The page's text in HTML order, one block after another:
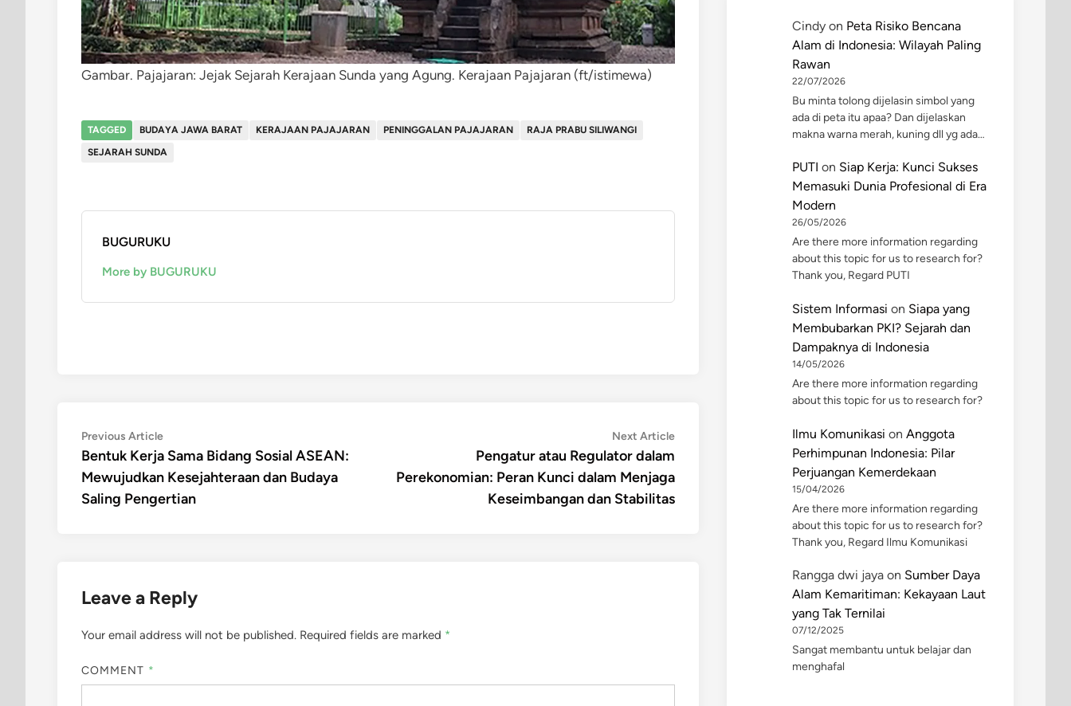
Gambar. Pajajaran: Jejak Sejarah Kerajaan Sunda yang Agung. Kerajaan Pajajaran (ft/istimewa)
TAGGED BUDAYA JAWA BARAT KERAJAAN PAJAJARAN PENINGGALAN PAJAJARAN
RAJA PRABU SILIWANGI
SEJARAH SUNDA
BUGURUKU
More by BUGURUKU
Post
navigation
Previous ArticlePrevious
article:
Bentuk Kerja Sama Bidang Sosial ASEAN:
Mewujudkan Kesejahteraan dan Budaya
Saling Pengertian
Next ArticleNext
Pengatur atau Regulator dalam
Perekonomian: Peran Kunci dalam Menjaga
Keseimbangan dan Stabilitas
Leave a Reply
Your email address will not be published. Required fields are marked *
COMMENT *
Cindy on Peta Risiko Bencana
Alam di Indonesia: Wilayah Paling
Rawan
22/07/2026
Bu minta tolong dijelasin simbol yang
ada di peta itu apaa? Dan dijelaskan
makna warna merah, kuning dll yg ada…
PUTI on Siap Kerja: Kunci Sukses
Memasuki Dunia Profesional di Era
Modern
26/05/2026
Are there more information regarding
about this topic for us to research for?
Thank you, Regard PUTI
Sistem Informasi on Siapa yang
Membubarkan PKI? Sejarah dan
Dampaknya di Indonesia
14/05/2026
Are there more information regarding
about this topic for us to research for?
Ilmu Komunikasi on Anggota
Perhimpunan Indonesia: Pilar
Perjuangan Kemerdekaan
15/04/2026
Are there more information regarding
about this topic for us to research for?
Thank you, Regard Ilmu Komunikasi
Rangga dwi jaya on Sumber Daya
Alam Kemaritiman: Kekayaan Laut
yang Tak Ternilai
07/12/2025
Sangat membantu untuk belajar dan
menghafal